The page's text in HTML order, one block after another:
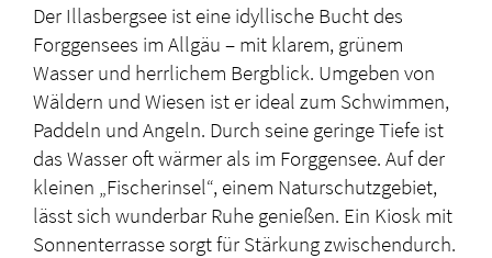
Der Illasbergsee ist eine idyllische Bucht des
Forggensees im Allgäu – mit klarem, grünem
Wasser und herrlichem Bergblick. Umgeben von
Wäldern und Wiesen ist er ideal zum Schwimmen,
Paddeln und Angeln. Durch seine geringe Tiefe ist
das Wasser oft wärmer als im Forggensee. Auf der
kleinen „Fischerinsel“, einem Naturschutzgebiet,
lässt sich wunderbar Ruhe genießen. Ein Kiosk mit
Sonnenterrasse sorgt für Stärkung zwischendurch.